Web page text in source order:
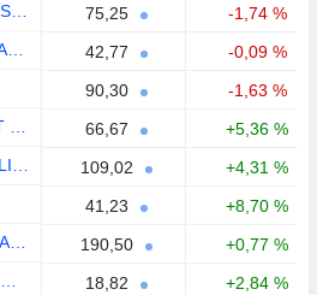
AFFIRM HOLDINGS, INC.
75,25
-1,74 %
FIDELITY NATIONAL INFORMATION SERVICES, INC.
42,77
-0,09 %
90,30
-1,63 %
66,67
+5,36 %
109,02
+4,31 %
41,23
+8,70 %
BILLIONBRAINS GARAGE VENTURES LIMITED
190,50
+0,77 %
18,82
+2,84 %